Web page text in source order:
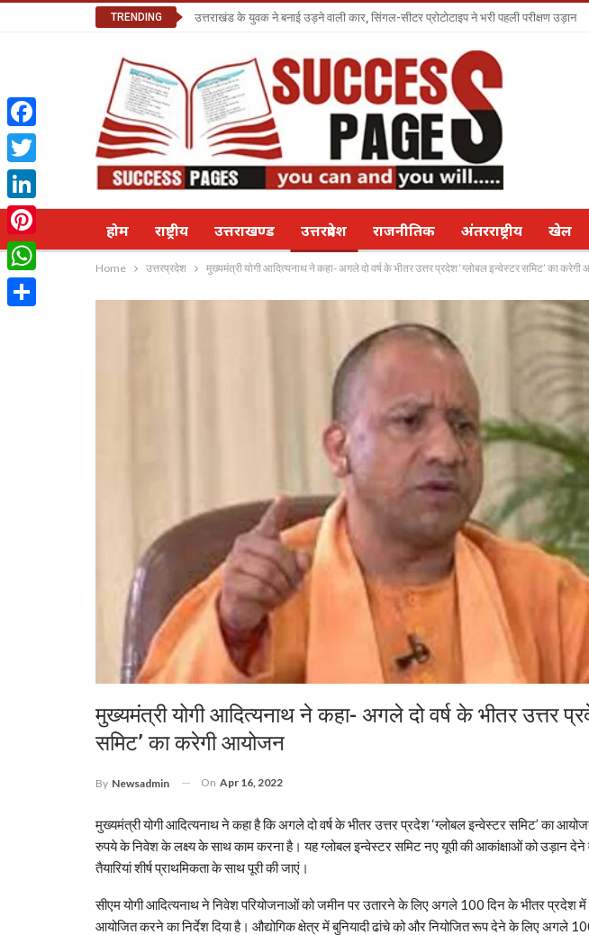
TRENDING उत्तराखंड के युवक ने बनाई उड़ने वाली कार, सिंगल-सीटर प्रोटोटाइप ने भरी पहली परीक्षण उड़ान
होम राष्ट्रीय उत्तराखण्ड उत्तरप्रदेश राजनीतिक अंतरराष्ट्रीय खेल
Home उत्तरप्रदेश मुख्यमंत्री योगी आदित्यनाथ ने कहा- अगले दो वर्ष के भीतर उत्तर प्रदेश ‘ग्लोबल इन्वेस्टर समिट’ का
मुख्यमंत्री योगी आदित्यनाथ ने कहा- अगले दो वर्ष के भीतर उत्तर
समिट’ का करेगी आयोजन
By Newsadmin On Apr 16, 2022
मुख्यमंत्री योगी आदित्यनाथ ने कहा है कि अगले दो वर्ष के भीतर उत्तर प्रदेश ‘ग्लोबल इन्वेस्टर समिट’ का
रुपये के निवेश के लक्ष्य के साथ काम करना है। यह ग्लोबल इन्वेस्टर समिट नए यूपी की आकांक्षाओं को उड़ान देने
तैयारियां शीर्ष प्राथमिकता के साथ पूरी की जाएं।
सीएम योगी आदित्यनाथ ने निवेश परियोजनाओं को जमीन पर उतारने के लिए अगले 100 दिन के भीतर प्रदेश में
आयोजित करने का निर्देश दिया है। औद्योगिक क्षेत्र में बुनियादी ढांचे को और नियोजित रूप देने के लिए अगले
Facebook
Twitter
LinkedIn
Pinterest
WhatsApp